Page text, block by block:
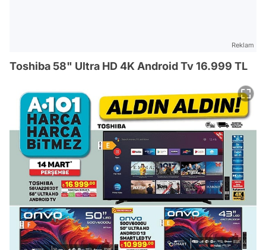
Reklam
Toshiba 58" Ultra HD 4K Android Tv 16.999 TL